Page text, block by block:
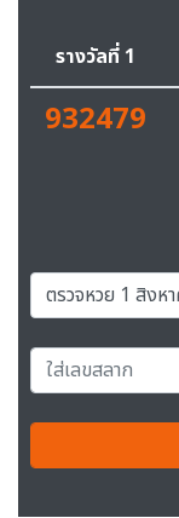
รางวัลที่ 1
932479